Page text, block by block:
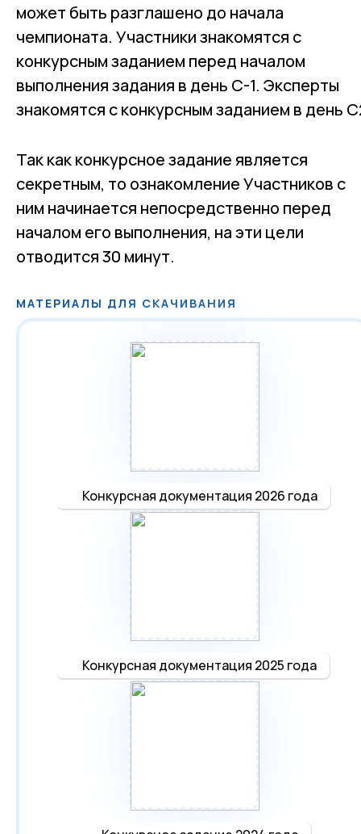
может быть разглашено до начала
чемпионата. Участники знакомятся с
конкурсным заданием перед началом
выполнения задания в день С-1. Эксперты
знакомятся с конкурсным заданием в день
Так как конкурсное задание является
секретным, то ознакомление Участников с
ним начинается непосредственно перед
началом его выполнения, на эти цели
отводится 30 минут.
МАТЕРИАЛЫ ДЛЯ СКАЧИВАНИЯ
Конкурсная документация 2026 года
Конкурсная документация 2025 года
100%